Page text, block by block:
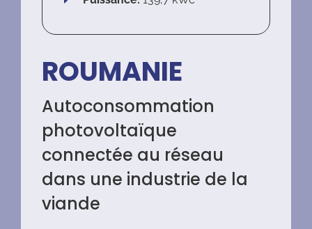
ROUMANIE
Autoconsommation
photovoltaïque
connectée au réseau
dans une industrie de la
viande